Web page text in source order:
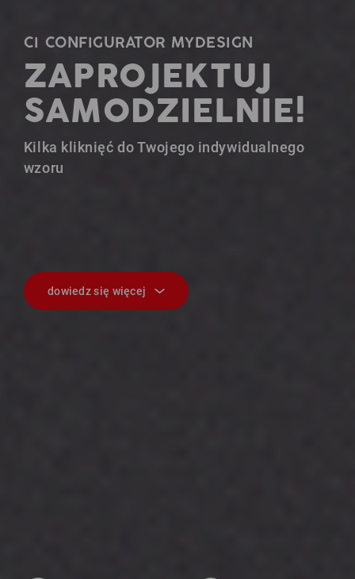
CI CONFIGURATOR MYDESIGN
ZAPROJEKTUJ
SAMODZIELNIE!
Kilka kliknięć do Twojego indywidualnego
wzoru
dowiedz się więcej